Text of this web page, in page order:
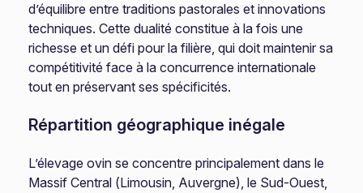
d’équilibre entre traditions pastorales et innovations
techniques. Cette dualité constitue à la fois une
richesse et un défi pour la filière, qui doit maintenir sa
compétitivité face à la concurrence internationale
tout en préservant ses spécificités.
Répartition géographique inégale
L’élevage ovin se concentre principalement dans le
Massif Central (Limousin, Auvergne), le Sud-Ouest,